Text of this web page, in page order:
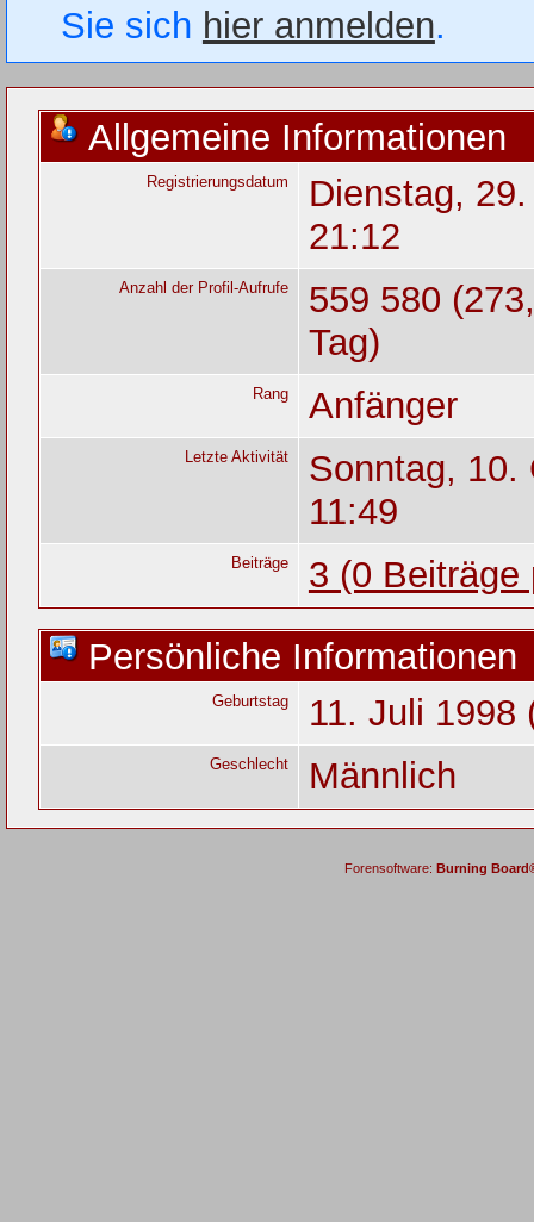
Sie sich hier anmelden.
Allgemeine Informationen
Registrierungsdatum
Dienstag,
21:12
Anzahl der Profil-Aufrufe
559 580
Tag)
Rang Anfänger
Letzte Aktivität
Sonntag, 10.
11:49
Beiträge
3 (0 Beiträge
Persönliche Informationen
Geburtstag 11. Juli 1998
Geschlecht Männlich
Forensoftware: Burning